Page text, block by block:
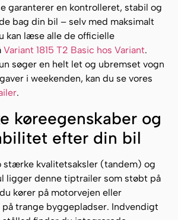
garanterer en kontrolleret, stabil og
bag din bil – selv med maksimalt
kan læse alle de officielle
Variant 1815 T2 Basic hos Variant.
søger en helt let og ubremset vogn
i weekenden, kan du se vores
.
køreegenskaber og
efter din bil
stærke kvalitetsaksler (tandem) og
ligger denne tiptrailer som støbt på
kører på motorvejen eller
trange byggepladser. Indvendigt